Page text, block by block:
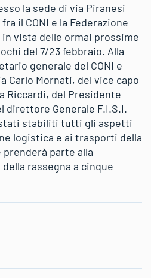
la sede di via Piranesi
il CONI e la Federazione
vista delle ormai prossime
del 7/23 febbraio. Alla
generale del CONI e
Carlo Mornati, del vice capo
Riccardi, del Presidente
direttore Generale F.I.S.I.
stabiliti tutti gli aspetti
logistica e ai trasporti della
parte alla
rassegna a cinque